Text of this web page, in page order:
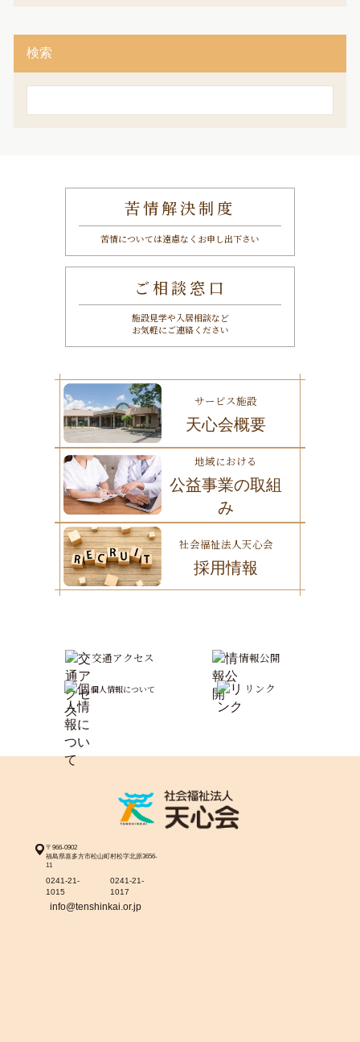
検索
苦情解決制度
苦情については遠慮なくお申し出下さい
ご相談窓口
施設見学や入居相談など
お気軽にご連絡ください
サービス施設
天心会概要
地域における
公益事業の取組
み
社会福祉法人天心会
採用情報
交通アクセス 情報公開
個人情報について リンク
〒966-0902
福島県喜多方市松山町村松字北原3656-
11
0241-21-
1015
0241-21-
1017
info@tenshinkai.or.jp